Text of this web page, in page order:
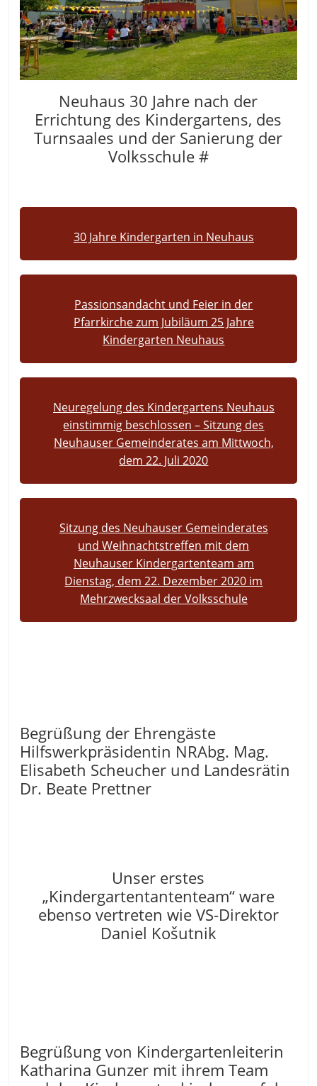
Neuhaus 30 Jahre nach der
Errichtung des Kindergartens, des
Turnsaales und der Sanierung der
Volksschule #
30 Jahre Kindergarten in Neuhaus
Passionsandacht und Feier in der
Pfarrkirche zum Jubiläum 25 Jahre
Kindergarten Neuhaus
Neuregelung des Kindergartens Neuhaus
einstimmig beschlossen – Sitzung des
Neuhauser Gemeinderates am Mittwoch,
dem 22. Juli 2020
Sitzung des Neuhauser Gemeinderates
und Weihnachtstreffen mit dem
Neuhauser Kindergartenteam am
Dienstag, dem 22. Dezember 2020 im
Mehrzwecksaal der Volksschule
Begrüßung der Ehrengäste
Hilfswerkpräsidentin NRAbg. Mag.
Elisabeth Scheucher und Landesrätin
Dr. Beate Prettner
Unser erstes
„Kindergartentantenteam“ ware
ebenso vertreten wie VS-Direktor
Daniel Košutnik
Begrüßung von Kindergartenleiterin
Katharina Gunzer mit ihrem Team